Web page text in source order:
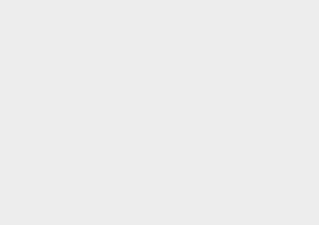
dieses Produkt von einer anderen Partei verkauft wird, wende dich
auf der Webseite des Herstellers.